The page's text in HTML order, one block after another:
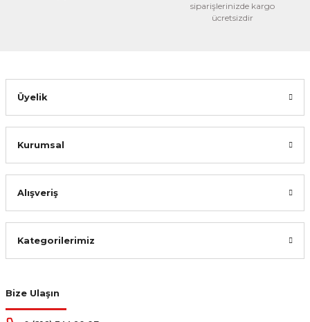
siparişlerinizde kargo
ücretsizdir
Bize Ulaşın
Üyelik
Kurumsal
Alışveriş
Kategorilerimiz